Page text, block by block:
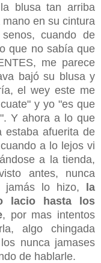
blusa tan arriba
en su cintura
cuando de
que no sabía que
me parece
bajó su blusa y
el wey este me
y yo "es que
Y ahora a lo que
estaba afuerita de
a lo lejos vi
a la tienda,
antes, nunca
jamás lo hizo, la
lacio hasta los
, por mas intentos
algo chingada
nunca jamases
de hablarle.